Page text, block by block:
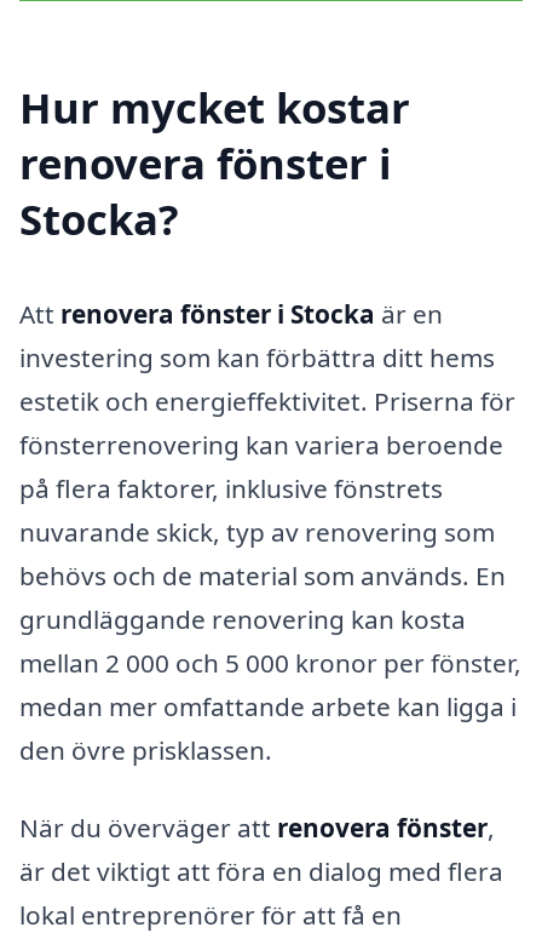
Hur mycket kostar
renovera fönster i
Stocka?
Att renovera fönster i Stocka är en
investering som kan förbättra ditt hems
estetik och energieffektivitet. Priserna för
fönsterrenovering kan variera beroende
på flera faktorer, inklusive fönstrets
nuvarande skick, typ av renovering som
behövs och de material som används. En
grundläggande renovering kan kosta
mellan 2 000 och 5 000 kronor per fönster,
medan mer omfattande arbete kan ligga i
den övre prisklassen.
När du överväger att renovera fönster,
är det viktigt att föra en dialog med flera
lokal entreprenörer för att få en